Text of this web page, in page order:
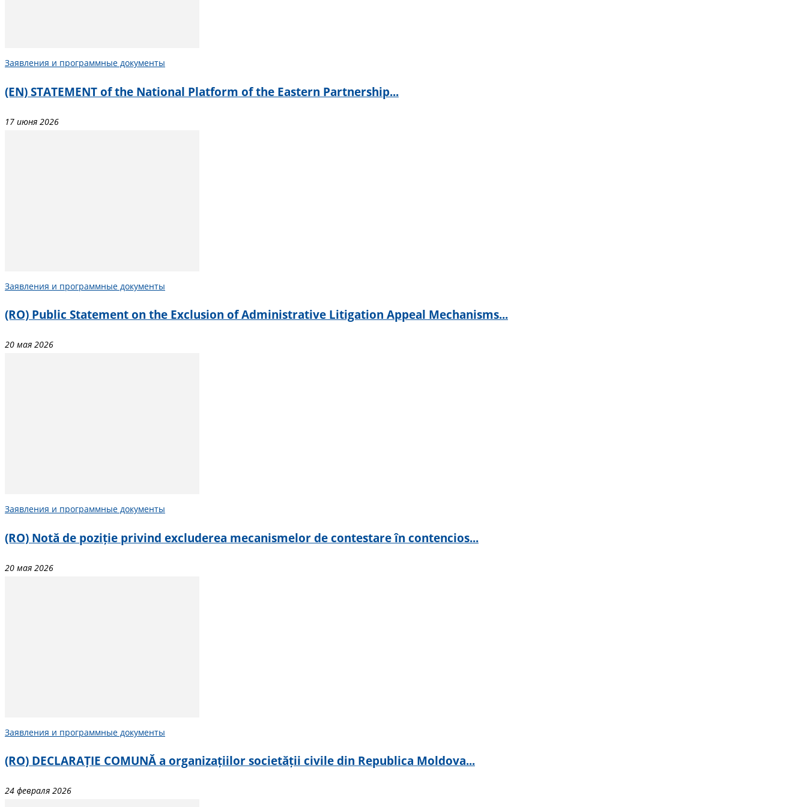
Заявления и программные документы
(EN) STATEMENT of the National Platform of the Eastern Partnership...
17 июня 2026
Заявления и программные документы
(RO) Public Statement on the Exclusion of Administrative Litigation Appeal Mechanisms...
20 мая 2026
Заявления и программные документы
(RO) Notă de poziție privind excluderea mecanismelor de contestare în contencios...
20 мая 2026
Заявления и программные документы
(RO) DECLARAȚIE COMUNĂ a organizațiilor societății civile din Republica Moldova...
24 февраля 2026